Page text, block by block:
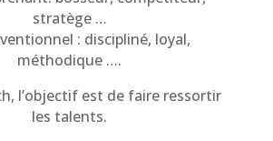
stratège …
: discipliné, loyal,
méthodique ….
l’objectif est de faire ressortir
les talents.